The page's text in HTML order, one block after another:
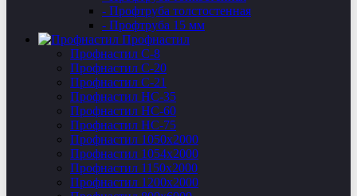
- Профтруба толстостенная
- Профтруба 15 мм
Профнастил
Профнастил C-8
Профнастил С-20
Профнастил C-21
Профнастил НС-35
Профнастил НС-60
Профнастил НС-75
Профнастил 1050х2000
Профнастил 1054х2000
Профнастил 1150х2000
Профнастил 1200х2000